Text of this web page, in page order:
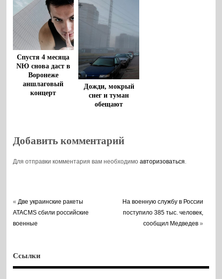
затопления
Спустя 4 месяца
NЮ снова даст в
Воронеже
аншлаговый
концерт
Дожди, мокрый
снег и туман
обещают
области
Добавить комментарий
Для отправки комментария вам необходимоавторизоваться
« Две украинские ракеты
ATACMS сбили российские
военные
На военную службу в России
поступило 385 тыс. человек,
сообщил Медведев »
Ссылки